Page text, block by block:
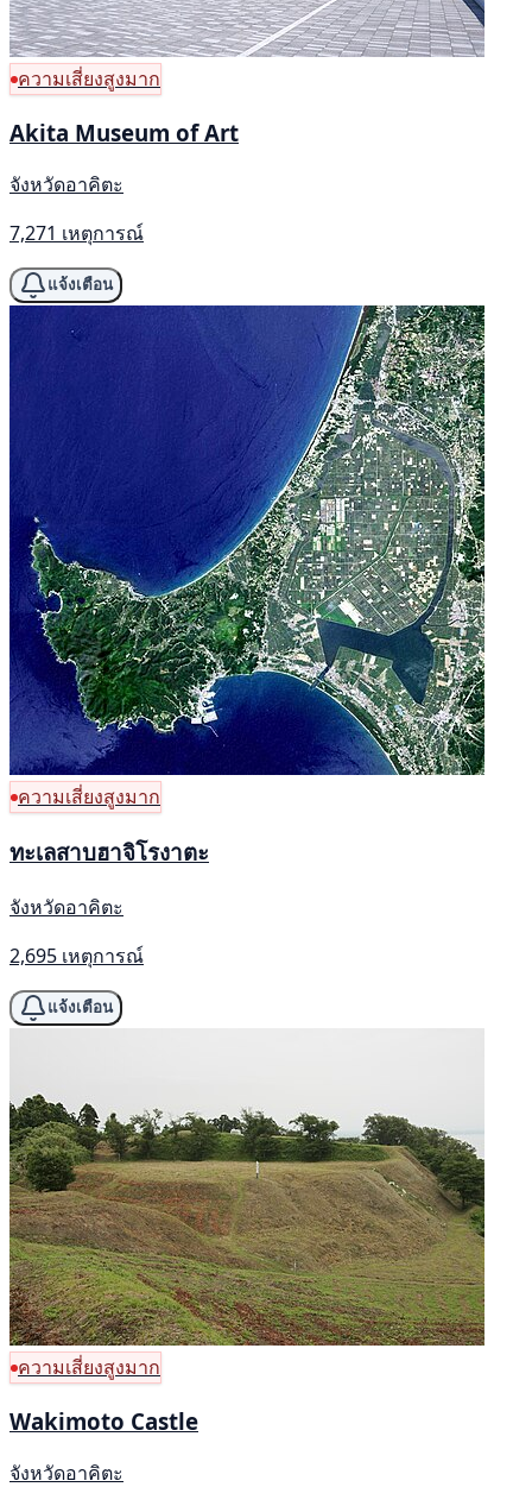
ความเสี่ยงสูงมาก
Akita Museum of Art
จังหวัดอาคิตะ
7,271 เหตุการณ์
แจ้งเตือน
ความเสี่ยงสูงมาก
ทะเลสาบฮาจิโรงาตะ
จังหวัดอาคิตะ
2,695 เหตุการณ์
แจ้งเตือน
ความเสี่ยงสูงมาก
Wakimoto Castle
จังหวัดอาคิตะ